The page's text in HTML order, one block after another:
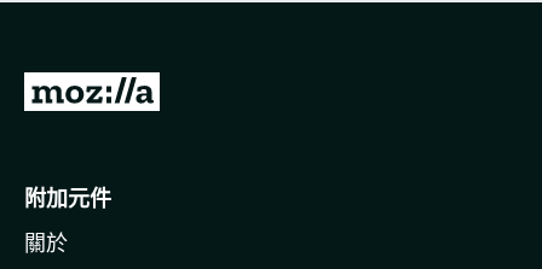
有
前
o
i
附加元件
關於